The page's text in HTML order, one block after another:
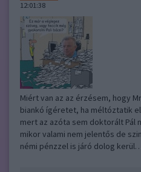
12:01:38
Miért van az az érzésem, hogy
biankó ígéretet, ha méltóztatik
mert az azóta sem doktorált Pál
mikor valami nem jelentős de
némi pénzzel is járó dolog